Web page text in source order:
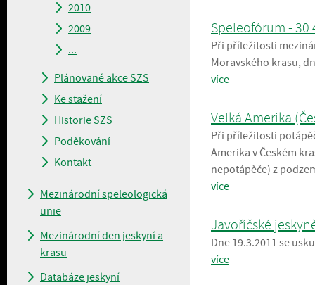
2010
2009
...
Plánované akce SZS
Ke stažení
Historie SZS
Poděkování
Kontakt
Mezinárodní speleologická
unie
Mezinárodní den jeskyní a
krasu
Databáze jeskyní
Speleofórum -
Při příležitosti
Moravského krasu,
více
Velká Amerika
Při příležitosti
Amerika v Českém
nepotápěče) z
více
Javoříčské
Dne 19.3.2011 se
více